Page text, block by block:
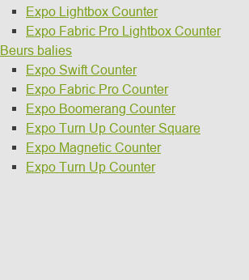
Expo Lightbox Counter
Expo Fabric Pro Lightbox Counter
Beurs balies
Expo Swift Counter
Expo Fabric Pro Counter
Expo Boomerang Counter
Expo Turn Up Counter Square
Expo Magnetic Counter
Expo Turn Up Counter